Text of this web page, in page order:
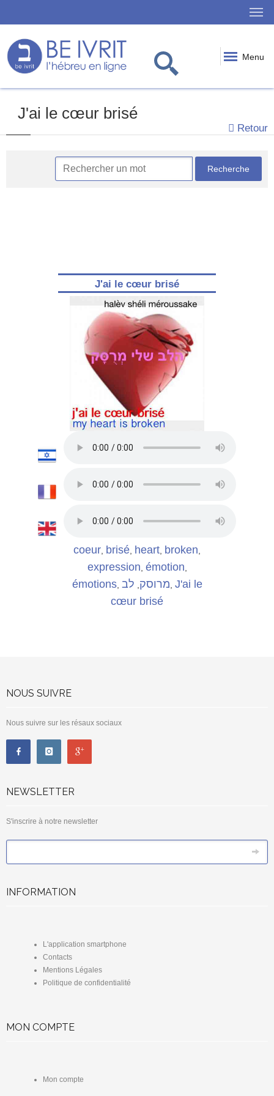
Menu
J'ai le cœur brisé
Retour
J'ai le cœur brisé
coeur brisé heart broken
expression émotion
émotions, מרוסק לב
J'ai le
cœur brisé
NOUS SUIVRE
Nous suivre sur les résaux sociaux
NEWSLETTER
S'inscrire à notre newsletter
INFORMATION
L'application smartphone
Contacts
Mentions Légales
Politique de confidentialité
MON COMPTE
Mon compte